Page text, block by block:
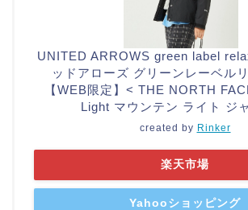
UNITED ARROWS green label
ッドアローズ グリーンレーベル
【WEB限定】< THE NORTH
Light マウンテン ライト ジ
created by Rinker
楽天市場
Yahooショッピング